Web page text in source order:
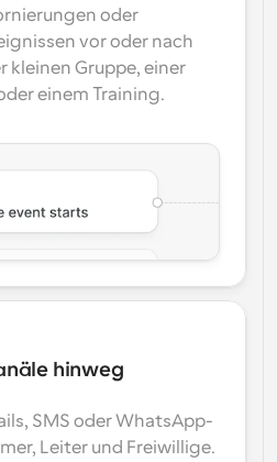
oder
vor oder nach
kleinen Gruppe, einer
einem Training.
hinweg
SMS oder WhatsApp-
Leiter und Freiwillige.